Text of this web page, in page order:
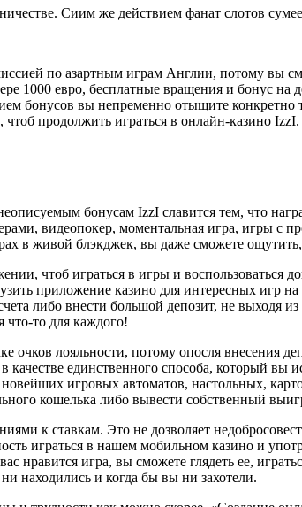
Сиим же действием фанат слотов
по азартным играм Англии, потому вы
1000 евро, бесплатные вращения и бонус
бонусов вы непременно отыщите
чтоб продолжить играться в онлайн-казино
бонусам IzzI славится тем, что
видеопокер, моментальная игра, игры с
в живой блэкджек, вы даже сможете
чтоб играться в игры и воспользоваться
приложение казино для интересных игр
либо внести большой депозит, не выходя
то для каждого!
лояльности, потому опосля внесения
единственного способа, который вы
игровых автоматов, настольных,
кошелька либо вывести собственный
к ставкам. Это не дозволяет
играться в нашем мобильном казино и
нравится игра, вы сможете глядеть ее,
находились и когда бы вы ни захотели.